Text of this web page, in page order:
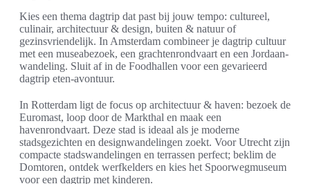
Kies een thema dagtrip dat past bij jouw tempo: cultureel,
culinair, architectuur & design, buiten & natuur of
gezinsvriendelijk. In Amsterdam combineer je dagtrip cultuur
met een museabezoek, een grachtenrondvaart en een Jordaan-
wandeling. Sluit af in de Foodhallen voor een gevarieerd
dagtrip eten-avontuur.
In Rotterdam ligt de focus op architectuur & haven: bezoek de
Euromast, loop door de Markthal en maak een
havenrondvaart. Deze stad is ideaal als je moderne
stadsgezichten en designwandelingen zoekt. Voor Utrecht zijn
compacte stadswandelingen en terrassen perfect; beklim de
Domtoren, ontdek werfkelders en kies het Spoorwegmuseum
voor een dagtrip met kinderen.